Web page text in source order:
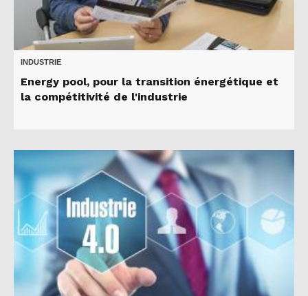
INDUSTRIE
Energy pool, pour la transition énergétique et
la compétitivité de l'industrie